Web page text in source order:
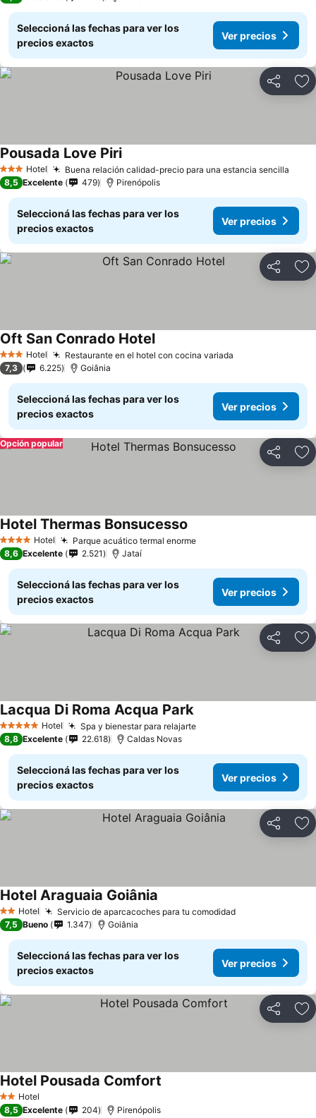
Seleccioná las fechas para ver los
precios exactos
Ver precios
Compartir
3 Estrellas
Hotel Buena relación calidad-precio para una estancia sencilla
Pousada Love PiriVer precios
8,5 Excelente 479 Pirenópolis
Seleccioná las fechas para ver los
precios exactos
Ver precios
Compartir
3 Estrellas
Hotel Restaurante en el hotel con cocina variada
Oft San Conrado HotelVer precios
7,3 6.225 Goiânia
Seleccioná las fechas para ver los
precios exactos
Ver precios
Compartir
Opción popular
4 EstrellasHotel Parque acuático termal enormeVer precios
Hotel Thermas Bonsucesso
8,6 Excelente 2.521 Jataí
Seleccioná las fechas para ver los
precios exactos
Ver precios
Compartir
5 Estrellas Hotel Spa y bienestar para relajarteVer precios
Lacqua Di Roma Acqua ParkVer precios
8,8 Excelente 22.618 Caldas Novas
Seleccioná las fechas para ver los
precios exactos
Ver precios
Compartir
2 Estrellas
Hotel Servicio de aparcacoches para tu comodidadVer precios
Hotel Araguaia Goiânia
7,5 Bueno 1.347 Goiânia
Seleccioná las fechas para ver los
precios exactos
Ver precios
Compartir
2 Estrellas
Hotel
Hotel Pousada Comfort
8,5 Excelente 204 Pirenópolis